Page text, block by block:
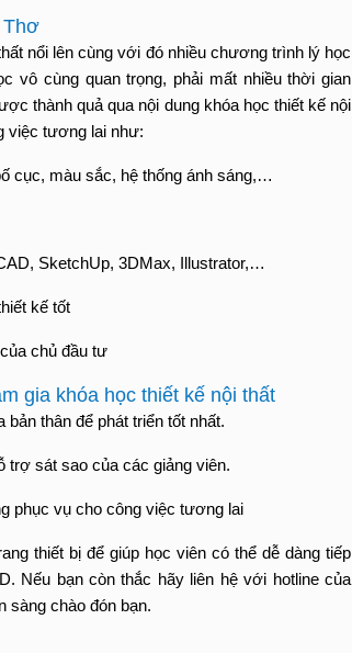
Thơ
nổi lên cùng với đó nhiều chương trình lý học
vô cùng quan trọng, phải mất nhiều thời gian
thành quả qua nội dung khóa học thiết kế nội
việc tương lai như:
cục, màu sắc, hệ thống ánh sáng,…
SketchUp, 3DMax, Illustrator,…
kế tốt
chủ đầu tư
gia khóa học thiết kế nội thất
thân để phát triển tốt nhất.
sát sao của các giảng viên.
phục vụ cho công việc tương lai
thiết bị để giúp học viên có thể dễ dàng tiếp
Nếu bạn còn thắc hãy liên hệ với hotline của
sàng chào đón bạn.